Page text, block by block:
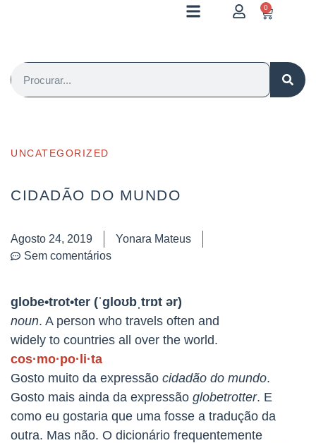
0
UNCATEGORIZED
CIDADÃO DO MUNDO
Agosto 24, 2019
Yonara Mateus
Sem comentários
globe•trot•ter (ˈgloʊbˌtrɒt ər)
noun. A person who travels often and
widely to countries all over the world.
cos·mo·po·li·ta
Gosto muito da expressão cidadão do mundo.
Gosto mais ainda da expressão globetrotter. E
como eu gostaria que uma fosse a tradução da
outra. Mas não. O dicionário frequentemente